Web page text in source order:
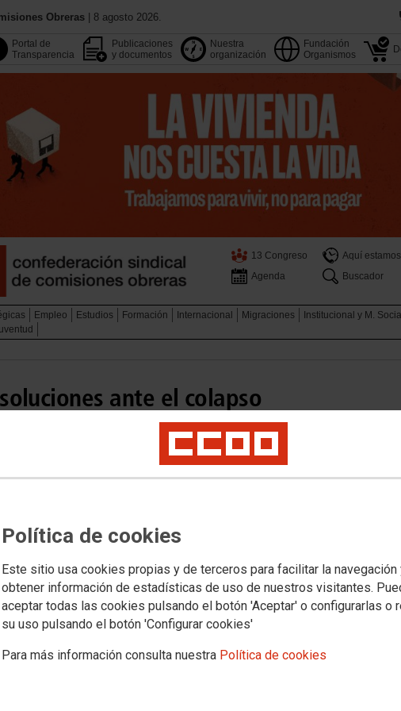
Política de cookies
Este sitio usa cookies propias y de terceros para facilitar la navegación
obtener información de estadísticas de uso de nuestros visitantes.
aceptar todas las cookies pulsando el botón 'Aceptar' o configurarlas o
su uso pulsando el botón 'Configurar cookies'
Para más información consulta nuestra Política de cookies
Obreras | 8 agosto 2026.
Portal de
Transparencia
Publicaciones
y documentos
Nuestra
organización
Fundación
Organismos
13 Congreso
Aquí estamos
Agenda
Buscador
Empleo Estudios Formación Internacional Migraciones
Institucional y M.
ante el colapso
los juzgados de lo Social
los procedimientos en los juzgados de lo Social alcanzó 11,4 meses,
entre comunidades